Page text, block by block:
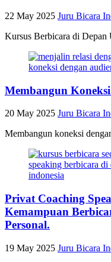
22 May 2025 Juru Bicara
Kursus Berbicara di Depan
Membangun
20 May 2025 Juru Bicara
Membangun koneksi
Privat Coaching
Kemampuan
Personal.
19 May 2025 Juru Bicara